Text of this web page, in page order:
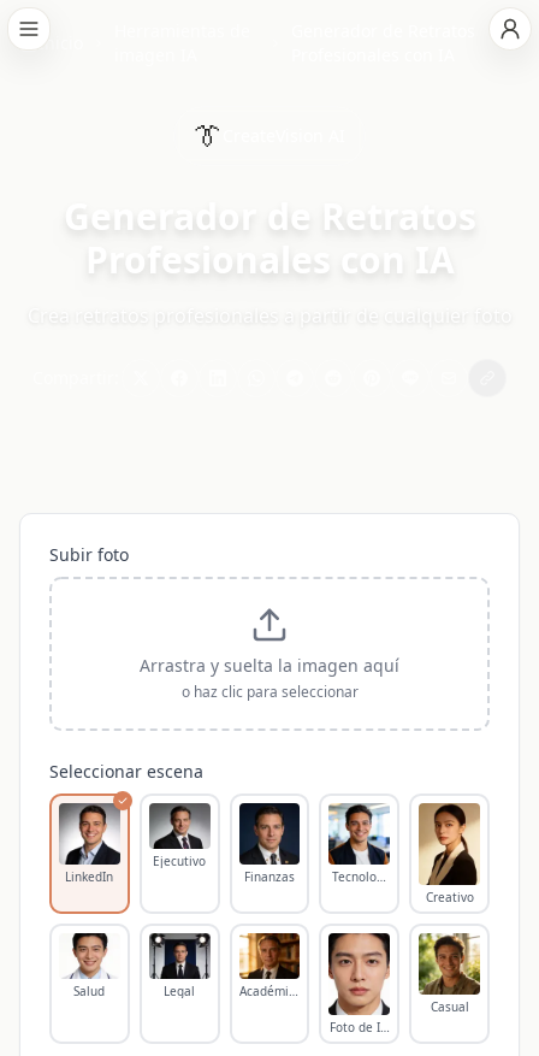
Inicio
👔
Generador de Retratos
Profesionales con IA
Subir foto
Arrastra y suelta la imagen aquí
o haz clic para seleccionar
Seleccionar escena
LinkedIn
Ejecutivo
Finanzas
Tecnología
Creativo
Salud Legal Académico
Foto de Identificación
Casual